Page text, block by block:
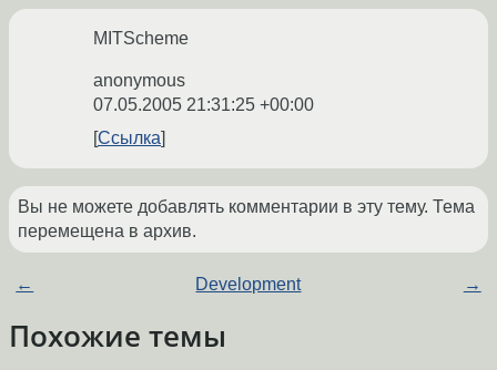
MITScheme
anonymous
07.05.2005 21:31:25 +00:00
Ссылка
Вы не можете добавлять комментарии в эту тему. Тема
перемещена в архив.
← Development →
Похожие темы